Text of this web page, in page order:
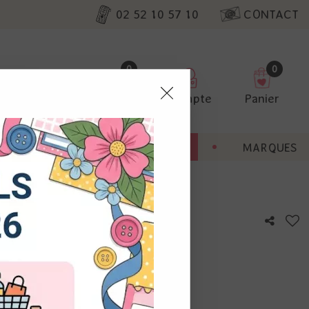
02 52 10 57 10 CONTACT
0
Compte
0
Panier
BONNES AFFAIRES MARQUES
avis !
nos
non
Vous
à droite